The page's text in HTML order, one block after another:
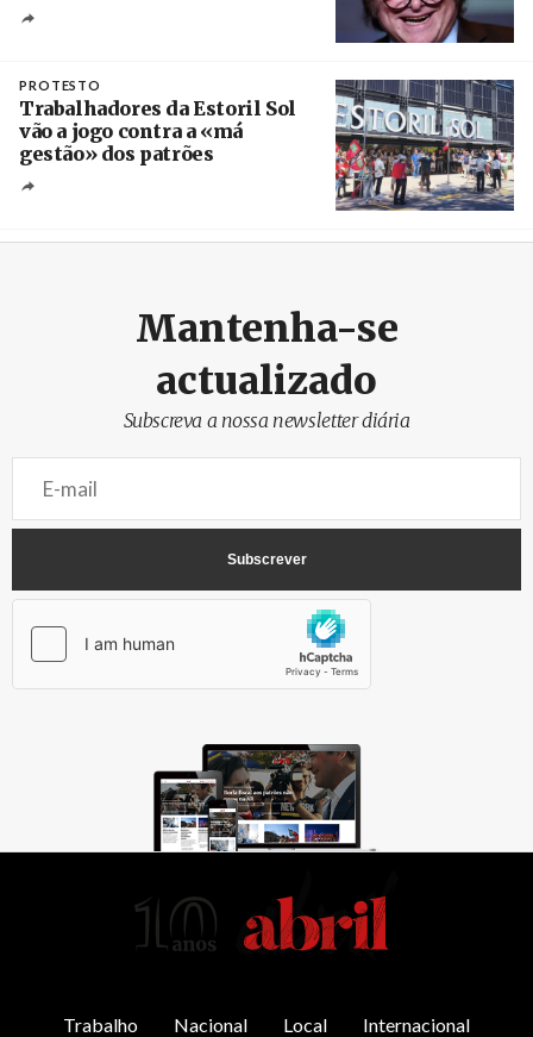
PROTESTO
Trabalhadores da Estoril Sol
vão a jogo contra a «má
gestão» dos patrões
Mantenha-se
actualizado
Subscreva a nossa newsletter diária
Trabalho Nacional Local Internacional